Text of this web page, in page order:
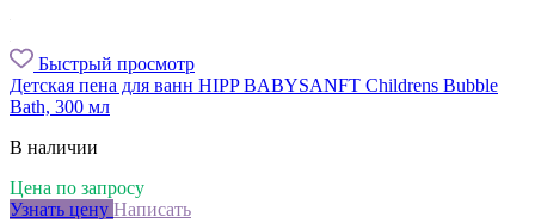
Быстрый просмотр
Детская пена для ванн HIPP BABYSANFT Childrens Bubble
Bath, 300 мл
В наличии
Цена по запросу
Узнать цену Написать